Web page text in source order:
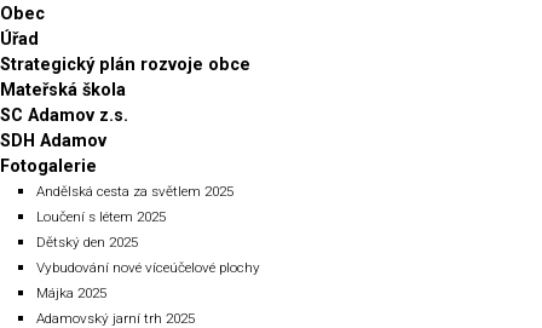
Obec
Úřad
Strategický plán rozvoje obce
Mateřská škola
SC Adamov z.s.
SDH Adamov
Fotogalerie
Andělská cesta za světlem 2025
Loučení s létem 2025
Dětský den 2025
Vybudování nové víceúčelové plochy
Májka 2025
Adamovský jarní trh 2025